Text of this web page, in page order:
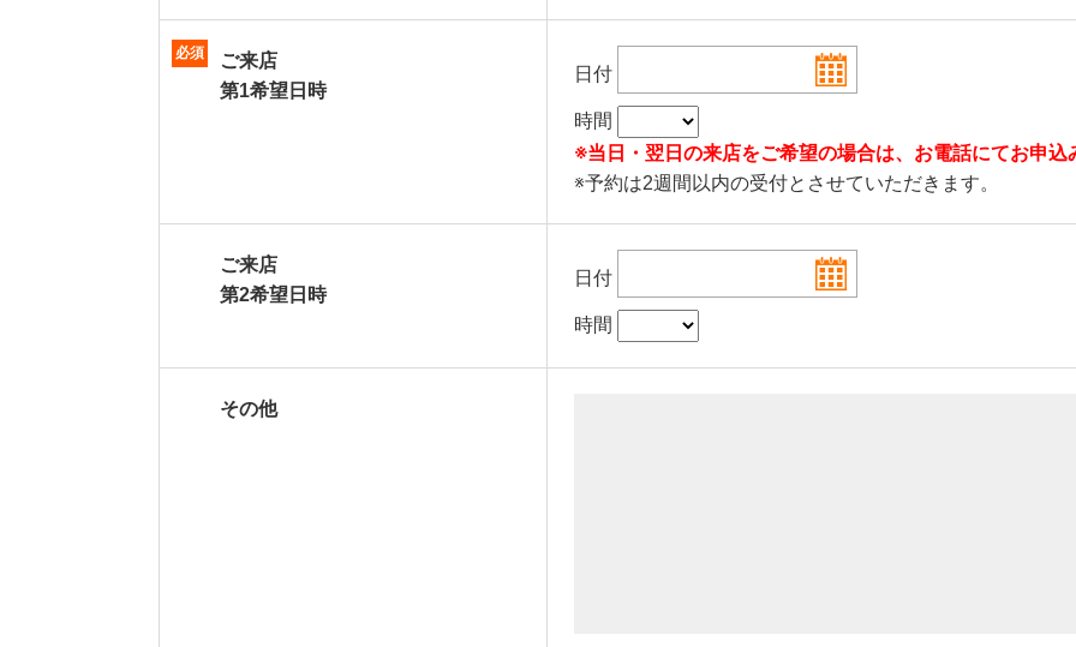
必須
ご来店
第1希望日時
日付
時間
※当日・翌日の来店をご希望の場合は、お電話にてお申込
※予約は2週間以内の受付とさせていただきます。
ご来店
第2希望日時
日付
時間
その他